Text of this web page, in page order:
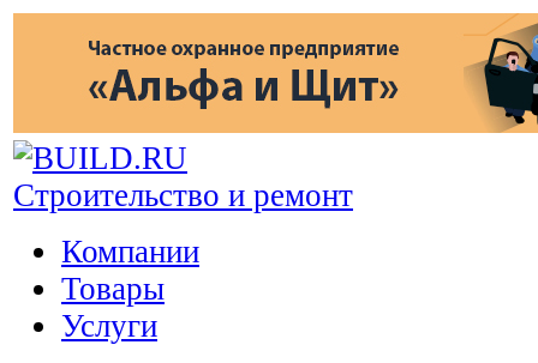
Строительство и ремонт
Компании
Товары
Услуги